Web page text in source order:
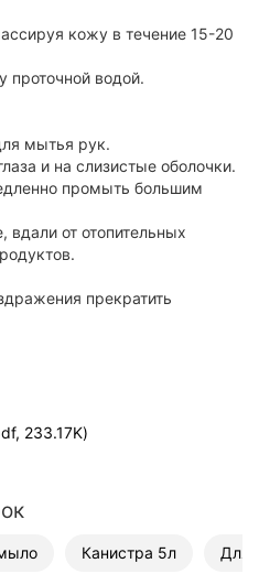
кожу в течение 15-20
проточной водой.
мытья рук.
и на слизистые оболочки.
промыть большим
вдали от отопительных
прекратить
233.17K)
Канистра 5л Для